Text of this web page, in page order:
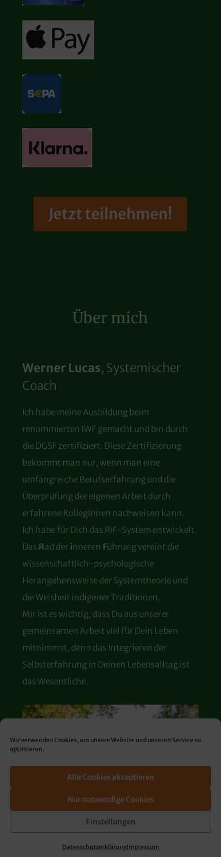
Wir verwenden Cookies, um unsere Website und unseren Service zu
optimieren.
Alle Cookies akzeptieren
Nur notwendige Cookies
Einstellungen
DatenschutzerklärungImpressum
Jetzt teilnehmen!
Über mich
Werner Lucas, Systemischer
Coach
Ich habe meine Ausbildung beim
renommierten IWF gemacht und bin durch
die DGSF zertifiziert. Diese Zertifizierung
bekommt man nur, wenn man eine
umfangreiche Berufserfahrung und die
Überprüfung der eigenen Arbeit durch
erfahrene KollegInnen nachweisen kann.
Ich habe für Dich das RiF-System entwickelt.
Das Rad derinneren Führung vereint die
wissenschaftlich-psychologische
Herangehensweise der Systemtheorie und
die Weisheit indigener Traditionen.
Mir ist es wichtig, dass Du aus unserer
gemeinsamen Arbeit viel für Dein Leben
mitnimmst, denn das Integrieren der
Selbsterfahrung in Deinen Lebensalltag ist
das Wesentliche.